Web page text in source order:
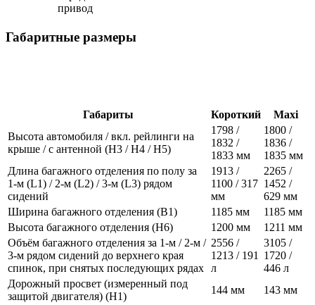
привод
Габаритные размеры
Габариты Короткий
Maxi
Высота автомобиля / вкл. рейлинги на
крыше / с антенной (H3 / H4 / H5)
1798 /
1832 /
1833 мм
1800 /
1836 /
1835 мм
Длина багажного отделения по полу за
1-м (L1) / 2-м (L2) / 3-м (L3) рядом
сидений
1913 /
1100 / 317
мм
2265 /
1452 /
629 мм
Ширина багажного отделения (B1)
1185 мм
1185 мм
Высота багажного отделения (H6)
1200 мм
1211 мм
Объём багажного отделения за 1-м / 2-м /
3-м рядом сидений до верхнего края
спинок, при снятых последующих рядах
2556 /
1213 / 191
л
3105 /
1720 /
446 л
Дорожный просвет (измеренный под
защитой двигателя) (H1)
144 мм
143 мм